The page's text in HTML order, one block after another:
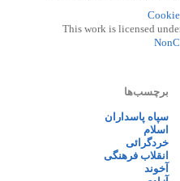
This work is licensed
برچسب‌ها
سپاه پاسداران
اسلام
خردگرائی
انقلاب فرهنگی
آخوند